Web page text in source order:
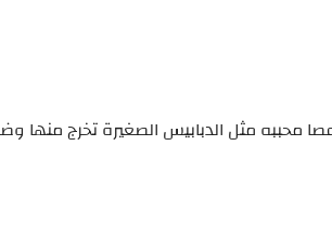
مثل الدبابيس الصغيرة تخرج